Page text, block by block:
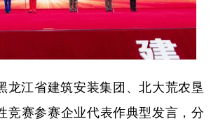
江省建筑安装集团、北大荒农垦
竞赛参赛企业代表作典型发言，分